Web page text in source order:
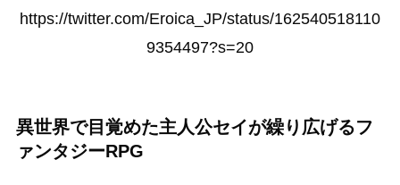
https://twitter.com/Eroica_JP/status/162540518110
9354497?s=20
異世界で目覚めた主人公セイが繰り広げるフ
ァンタジーRPG